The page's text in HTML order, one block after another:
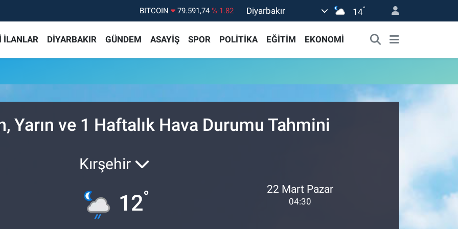
BITCOIN 79.591,74 %-1.82
G.ALTIN
BİST100 14.598,00 %0
Diyarbakır 14°
İLANLAR DİYARBAKIR GÜNDEM ASAYİŞ SPOR POLİTİKA EĞİTİM EKONOMİ
Yarın ve 1 Haftalık Hava Durumu Tahmini
Kırşehir
12° 22 Mart Pazar
04:30